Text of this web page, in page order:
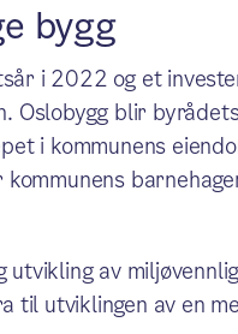
bygg
i 2022 og et
Oslobygg blir
i kommunens
av
utviklingen av en